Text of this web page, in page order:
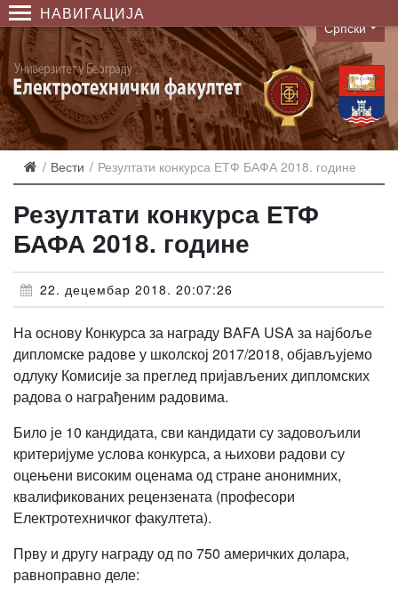
НАВИГАЦИЈА
Language
Српски
Вести Резултати конкурса ЕТФ БАФА 2018. године
Резултати конкурса ЕТФ
БАФА 2018. године
22. децембар 2018. 20:07:26
На основу Конкурса за награду BAFA USA за најбоље
дипломске радове у школској 2017/2018, објављујемо
одлуку Комисије за преглед пријављених дипломских
радова о награђеним радовима.
Било је 10 кандидата, сви кандидати су задовољили
критеријуме услова конкурса, а њихови радови су
оцењени високим оценама од стране анонимних,
квалификованих рецензената (професори
Електротехничког факултета).
Прву и другу награду од по 750 америчких долара,
равноправно деле: